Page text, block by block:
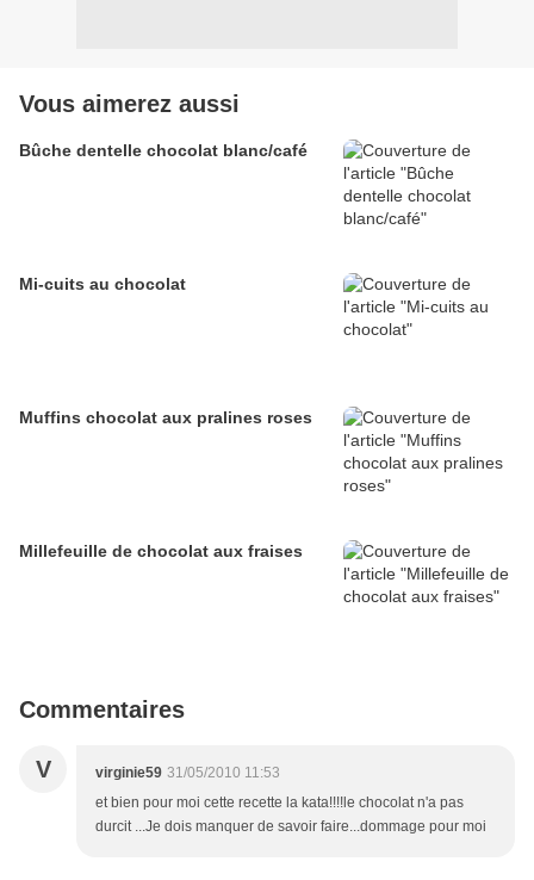
Vous aimerez aussi
Bûche dentelle chocolat blanc/café
Mi-cuits au chocolat
Muffins chocolat aux pralines roses
Millefeuille de chocolat aux fraises
Commentaires
V virginie59 31/05/2010 11:53
et bien pour moi cette recette la kata!!!!le chocolat n'a pas
durcit ...Je dois manquer de savoir faire...dommage pour moi